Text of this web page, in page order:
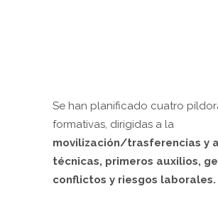
Se han planificado cuatro
formativas, dirigidas a la
movilización/trasferencias y
técnicas, primeros auxilios,
conflictos y riesgos laborales.